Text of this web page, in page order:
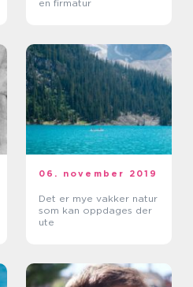
en firmatur
06. november 2019
Det er mye vakker natur
som kan oppdages der
ute